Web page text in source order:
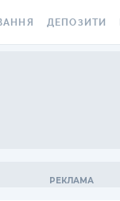
ДЕПОЗИТИ